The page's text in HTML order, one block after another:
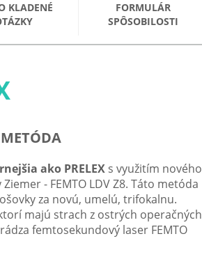
KLADENÉ
FORMULÁR
SPÔSOBILOSTI
ako PRELEX s využitím nového
- FEMTO LDV Z8. Táto metóda
za novú, umelú, trifokalnu.
majú strach z ostrých operačných
femtosekundový laser FEMTO